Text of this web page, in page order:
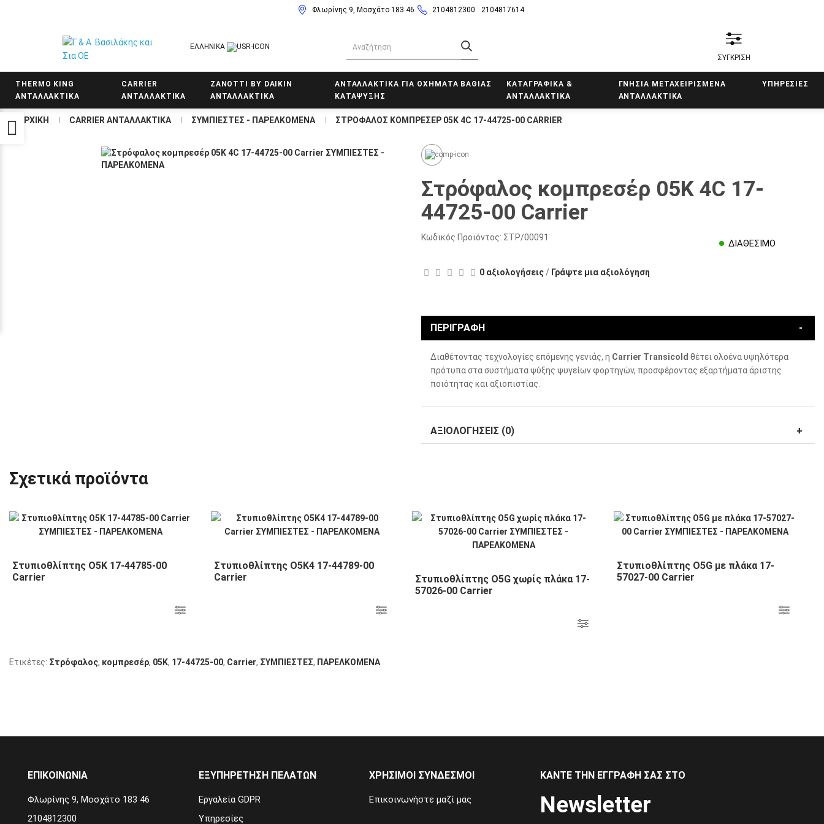
Φλωρίνης 9, Μοσχάτο 183 46 2104812300 2104817614
ΕΛΛΗΝΙΚΑ
ΣΥΓΚΡΙΣΗ
THERMO KING
ΑΝΤΑΛΛΑΚΤΙΚΑ
CARRIER
ΑΝΤΑΛΛΑΚΤΙΚΑ
ZANOTTI BY DAIKIN
ΑΝΤΑΛΛΑΚΤΙΚΑ
ΑΝΤΑΛΛΑΚΤΙΚΑ ΓΙΑ ΟΧΗΜΑΤΑ ΒΑΘΙΑΣ
ΚΑΤΑΨΥΞΗΣ
ΚΑΤΑΓΡΑΦΙΚΑ &
ΑΝΤΑΛΛΑΚΤΙΚΑ
ΓΝΗΣΙΑ ΜΕΤΑΧΕΙΡΙΣΜΕΝΑ
ΑΝΤΑΛΛΑΚΤΙΚΑ
ΥΠΗΡΕΣΙΕΣ
ΑΡΧΙΚΗ CARRIER ΑΝΤΑΛΛΑΚΤΙΚΑ ΣΥΜΠΙΕΣΤΕΣ - ΠΑΡΕΛΚΟΜΕΝΑ ΣΤΡΟΦΑΛΟΣ ΚΟΜΠΡΕΣΕΡ 05K 4C 17-44725-00 CARRIER
Στρόφαλος κομπρεσέρ 05K 4C 17-
44725-00 Carrier
Κωδικός Προϊόντος: ΣΤΡ/00091
ΔΙΑΘΕΣΙΜΟ
0 αξιολογήσεις/ Γράψτε μια αξιολόγηση
ΠΕΡΙΓΡΑΦΗ
Διαθέτοντας τεχνολογίες επόμενης γενιάς, η Carrier Transicold θέτει ολοένα υψηλότερα
πρότυπα στα συστήματα ψύξης ψυγείων φορτηγών, προσφέροντας εξαρτήματα άριστης
ποιότητας και αξιοπιστίας.
ΑΞΙΟΛΟΓΗΣΕΙΣ (0)
Σχετικά προϊόντα
Στυπιοθλίπτης Ο5Κ 17-44785-00
Carrier
Στυπιοθλίπτης Ο5Κ4 17-44789-00
Carrier
Στυπιοθλίπτης Ο5G χωρίς πλάκα 17-
57026-00 Carrier
Στυπιοθλίπτης Ο5G με πλάκα 17-
57027-00 Carrier
Ετικέτες: Στρόφαλος, κομπρεσέρ, 05K, 17-44725-00, Carrier, ΣΥΜΠΙΕΣΤΕΣ, ΠΑΡΕΛΚΟΜΕΝΑ
ΕΠΙΚΟΙΝΩΝΙΑ
Φλωρίνης 9, Μοσχάτο 183 46
2104812300
ΕΞΥΠΗΡΕΤΗΣΗ ΠΕΛΑΤΩΝ
Εργαλεία GDPR
Υπηρεσίες
ΧΡΗΣΙΜΟΙ ΣΥΝΔΕΣΜΟΙ
Επικοινωνήστε μαζί μας
ΚΑΝΤΕ ΤΗΝ ΕΓΓΡΑΦΗ ΣΑΣ ΣΤΟ
Newsletter
Προσβασιμότητα